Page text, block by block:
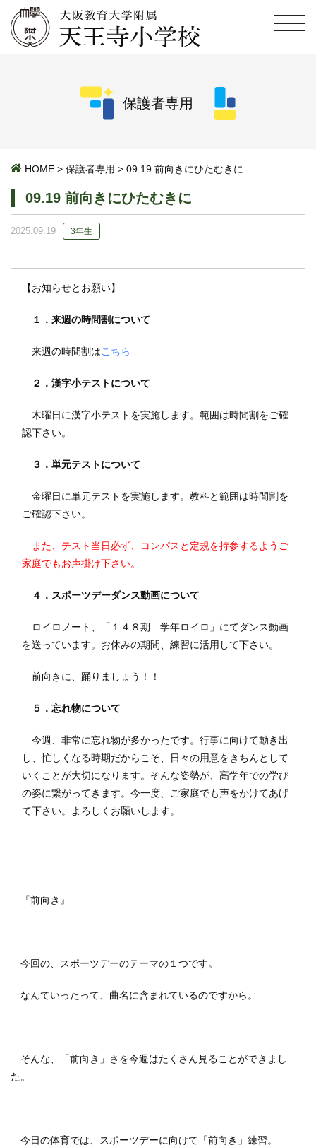
保護者専用
HOME > 保護者専用 > 09.19 前向きにひたむきに
09.19 前向きにひたむきに
2025.09.19 3年生
【お知らせとお願い】
１．来週の時間割について
来週の時間割はこちら
２．漢字小テストについて
木曜日に漢字小テストを実施します。範囲は時間割をご確
認下さい。
３．単元テストについて
金曜日に単元テストを実施します。教科と範囲は時間割を
ご確認下さい。
また、テスト当日必ず、コンパスと定規を持参するようご
家庭でもお声掛け下さい。
４．スポーツデーダンス動画について
ロイロノート、「１４８期 学年ロイロ」にてダンス動画
を送っています。お休みの期間、練習に活用して下さい。
前向きに、踊りましょう！！
５．忘れ物について
今週、非常に忘れ物が多かったです。行事に向けて動き出
し、忙しくなる時期だからこそ、日々の用意をきちんとして
いくことが大切になります。そんな姿勢が、高学年での学び
の姿に繋がってきます。今一度、ご家庭でも声をかけてあげ
て下さい。よろしくお願いします。
『前向き』
今回の、スポーツデーのテーマの１つです。
なんていったって、曲名に含まれているのですから。
そんな、「前向き」さを今週はたくさん見ることができまし
た。
今日の体育では、スポーツデーに向けて「前向き」練習。